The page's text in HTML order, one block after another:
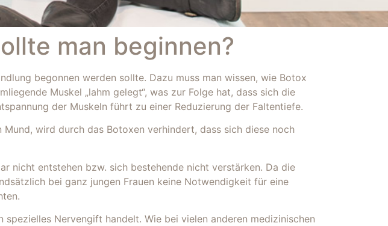
man beginnen?
begonnen werden sollte. Dazu muss man wissen, wie Botox
Muskel „lahm gelegt“, was zur Folge hat, dass sich die
der Muskeln führt zu einer Reduzierung der Faltentiefe.
wird durch das Botoxen verhindert, dass sich diese noch
nicht entstehen bzw. sich bestehende nicht verstärken. Da die
bei ganz jungen Frauen keine Notwendigkeit für eine
Nervengift handelt. Wie bei vielen anderen medizinischen